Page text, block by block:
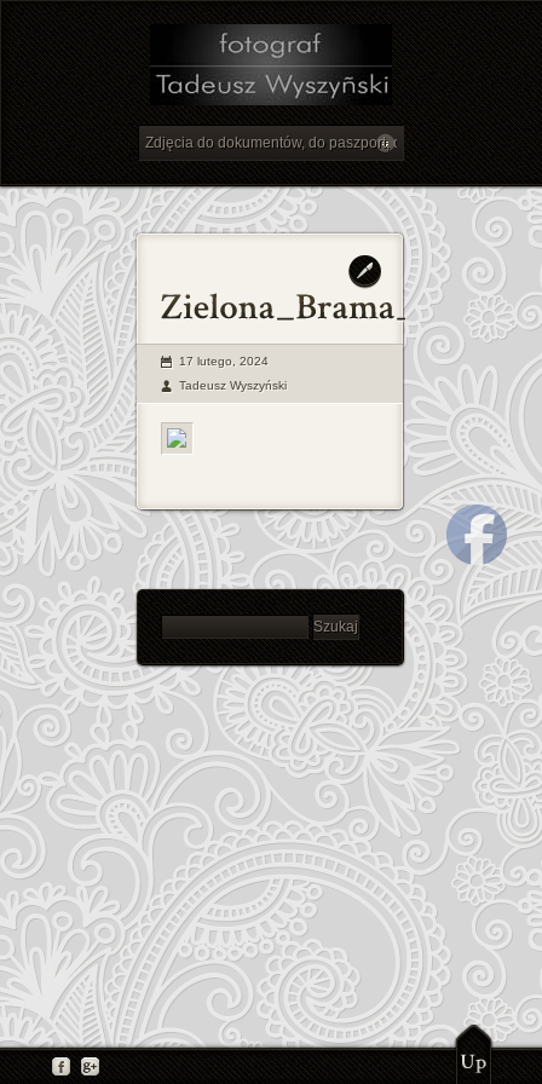
17 lutego, 2024
Tadeusz Wyszyński